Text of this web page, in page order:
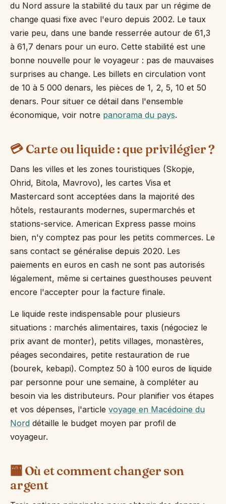
du Nord assure la stabilité du taux par un régime de
change quasi fixe avec l'euro depuis 2002. Le taux
varie peu, dans une bande resserrée autour de 61,3
à 61,7 denars pour un euro. Cette stabilité est une
bonne nouvelle pour le voyageur : pas de mauvaises
surprises au change. Les billets en circulation vont
de 10 à 5 000 denars, les pièces de 1, 2, 5, 10 et 50
denars. Pour situer ce détail dans l'ensemble
économique, voir notre panorama du pays.
💳 Carte ou liquide : que privilégier ?
Dans les villes et les zones touristiques (Skopje,
Ohrid, Bitola, Mavrovo), les cartes Visa et
Mastercard sont acceptées dans la majorité des
hôtels, restaurants modernes, supermarchés et
stations-service. American Express passe moins
bien, n'y comptez pas pour les petits commerces. Le
sans contact se généralise depuis 2020. Les
paiements en euros en cash ne sont pas autorisés
légalement, même si certaines guesthouses peuvent
encore l'accepter pour la facture finale.
Le liquide reste indispensable pour plusieurs
situations : marchés alimentaires, taxis (négociez le
prix avant de monter), petits villages, monastères,
péages secondaires, petite restauration de rue
(bourek, kebapi). Comptez 50 à 100 euros de liquide
par personne pour une semaine, à compléter au
besoin via les distributeurs. Pour planifier vos étapes
et vos dépenses, l'article voyage en Macédoine du
Nord détaille le budget moyen par profil de
voyageur.
🏧 Où et comment changer son
argent